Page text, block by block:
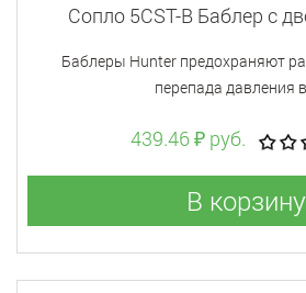
Сопло 5CST-B Баблер с
Баблеры Hunter предохраняют
перепада давления
439.46 ₽ руб.
В корзину